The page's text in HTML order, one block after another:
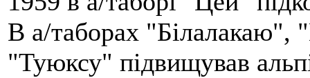
В а/таборах "Білалакаю",
"Туюксу" підвищував